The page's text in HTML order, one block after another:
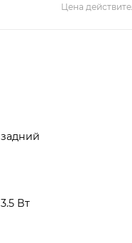
Цена
задний
3.5 Вт